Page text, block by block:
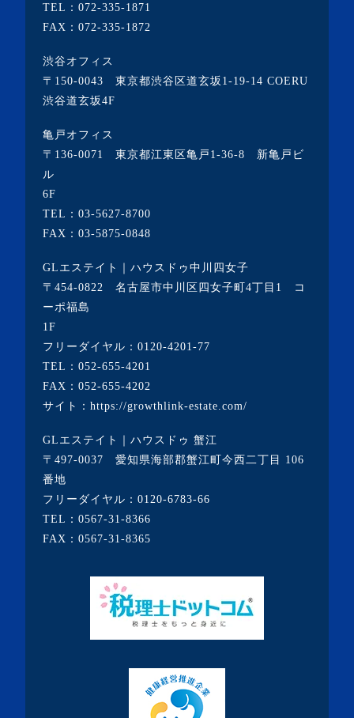
TEL： 072-335-1871
FAX：072-335-1872
渋谷オフィス
〒150-0043 東京都渋谷区道玄坂1-19-14 COERU
渋谷道玄坂4F
亀戸オフィス
〒136-0071 東京都江東区亀戸1-36-8 新亀戸ビ
ル
6F
TEL： 03-5627-8700
FAX：03-5875-0848
GLエステイト｜ハウスドゥ中川四女子
〒454-0822 名古屋市中川区四女子町4丁目1 コ
ーポ福島
1F
フリーダイヤル： 0120-4201-77
TEL： 052-655-4201
FAX：052-655-4202
サイト： https://growthlink-estate.com/
GLエステイト｜ハウスドゥ 蟹江
〒497-0037 愛知県海部郡蟹江町今西二丁目 106
番地
フリーダイヤル： 0120-6783-66
TEL： 0567-31-8366
FAX：0567-31-8365